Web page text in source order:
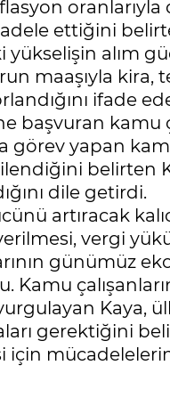
ettiğini
yükselişin alım
maaşıyla kira,
ifade
kamu
görev yapan
belirten
dile getirdi.
artıracak
vergi
günümüz
Kaya,
gerektiğini
için